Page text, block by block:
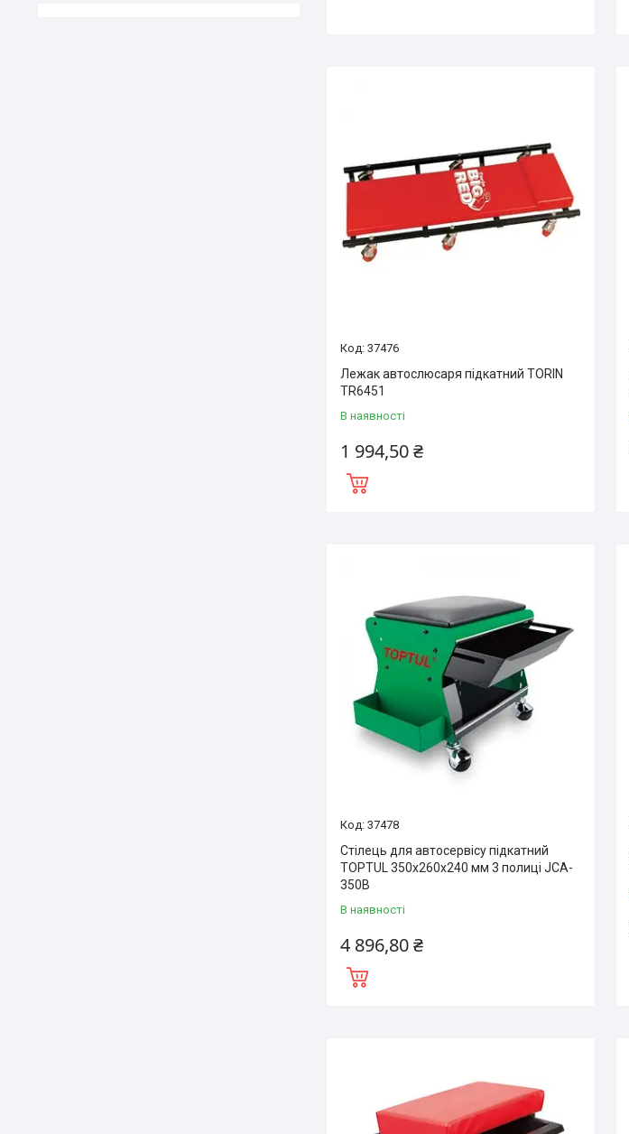
37476
Лежак автослюсаря підкатний TORIN
TR6451
В наявності
1 994,50 ₴
37478
Стілець для автосервісу підкатний
TOPTUL 350x260x240 мм 3 полиці JCA-
350B
В наявності
4 896,80 ₴